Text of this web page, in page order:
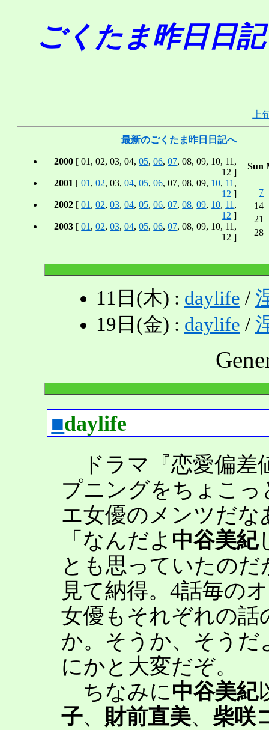
ごくたま昨日日
上
最新のごくたま昨日日記へ
2000 [ 01, 02, 03, 04,05,06,07, 08, 09, 10, 11,
12 ]
2001 [01 ,02, 03,04,05,06, 07, 08, 09, 10, 11 ,
12 ]
2002 [01 ,02,03,04,05,06,07,08,09, 10, 11 ,
12 ]
2003 [01 ,02,03,04,05,06,07, 08, 09, 10, 11,
12 ]
Sun
7
14
21
28
11日(木) : daylife /
19日(金) : daylife /
■daylife
ドラマ『恋愛偏差
プニングをちょこ
エ女優のメンツだ
「なんだよ 中谷美紀
とも思っていたの
見て納得。4話毎の
女優もそれぞれの
か。そうか、そう
にかと大変だぞ。
ちなみに中谷美紀
子、 財前直美、 柴咲